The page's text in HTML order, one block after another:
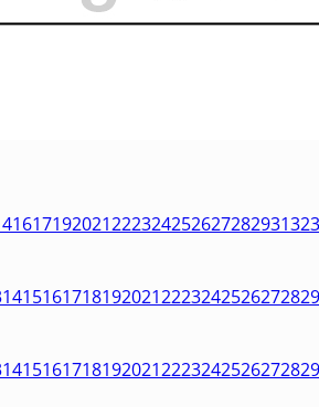
161719202122232425262728293132
14151617181920212223242526272829
14151617181920212223242526272829